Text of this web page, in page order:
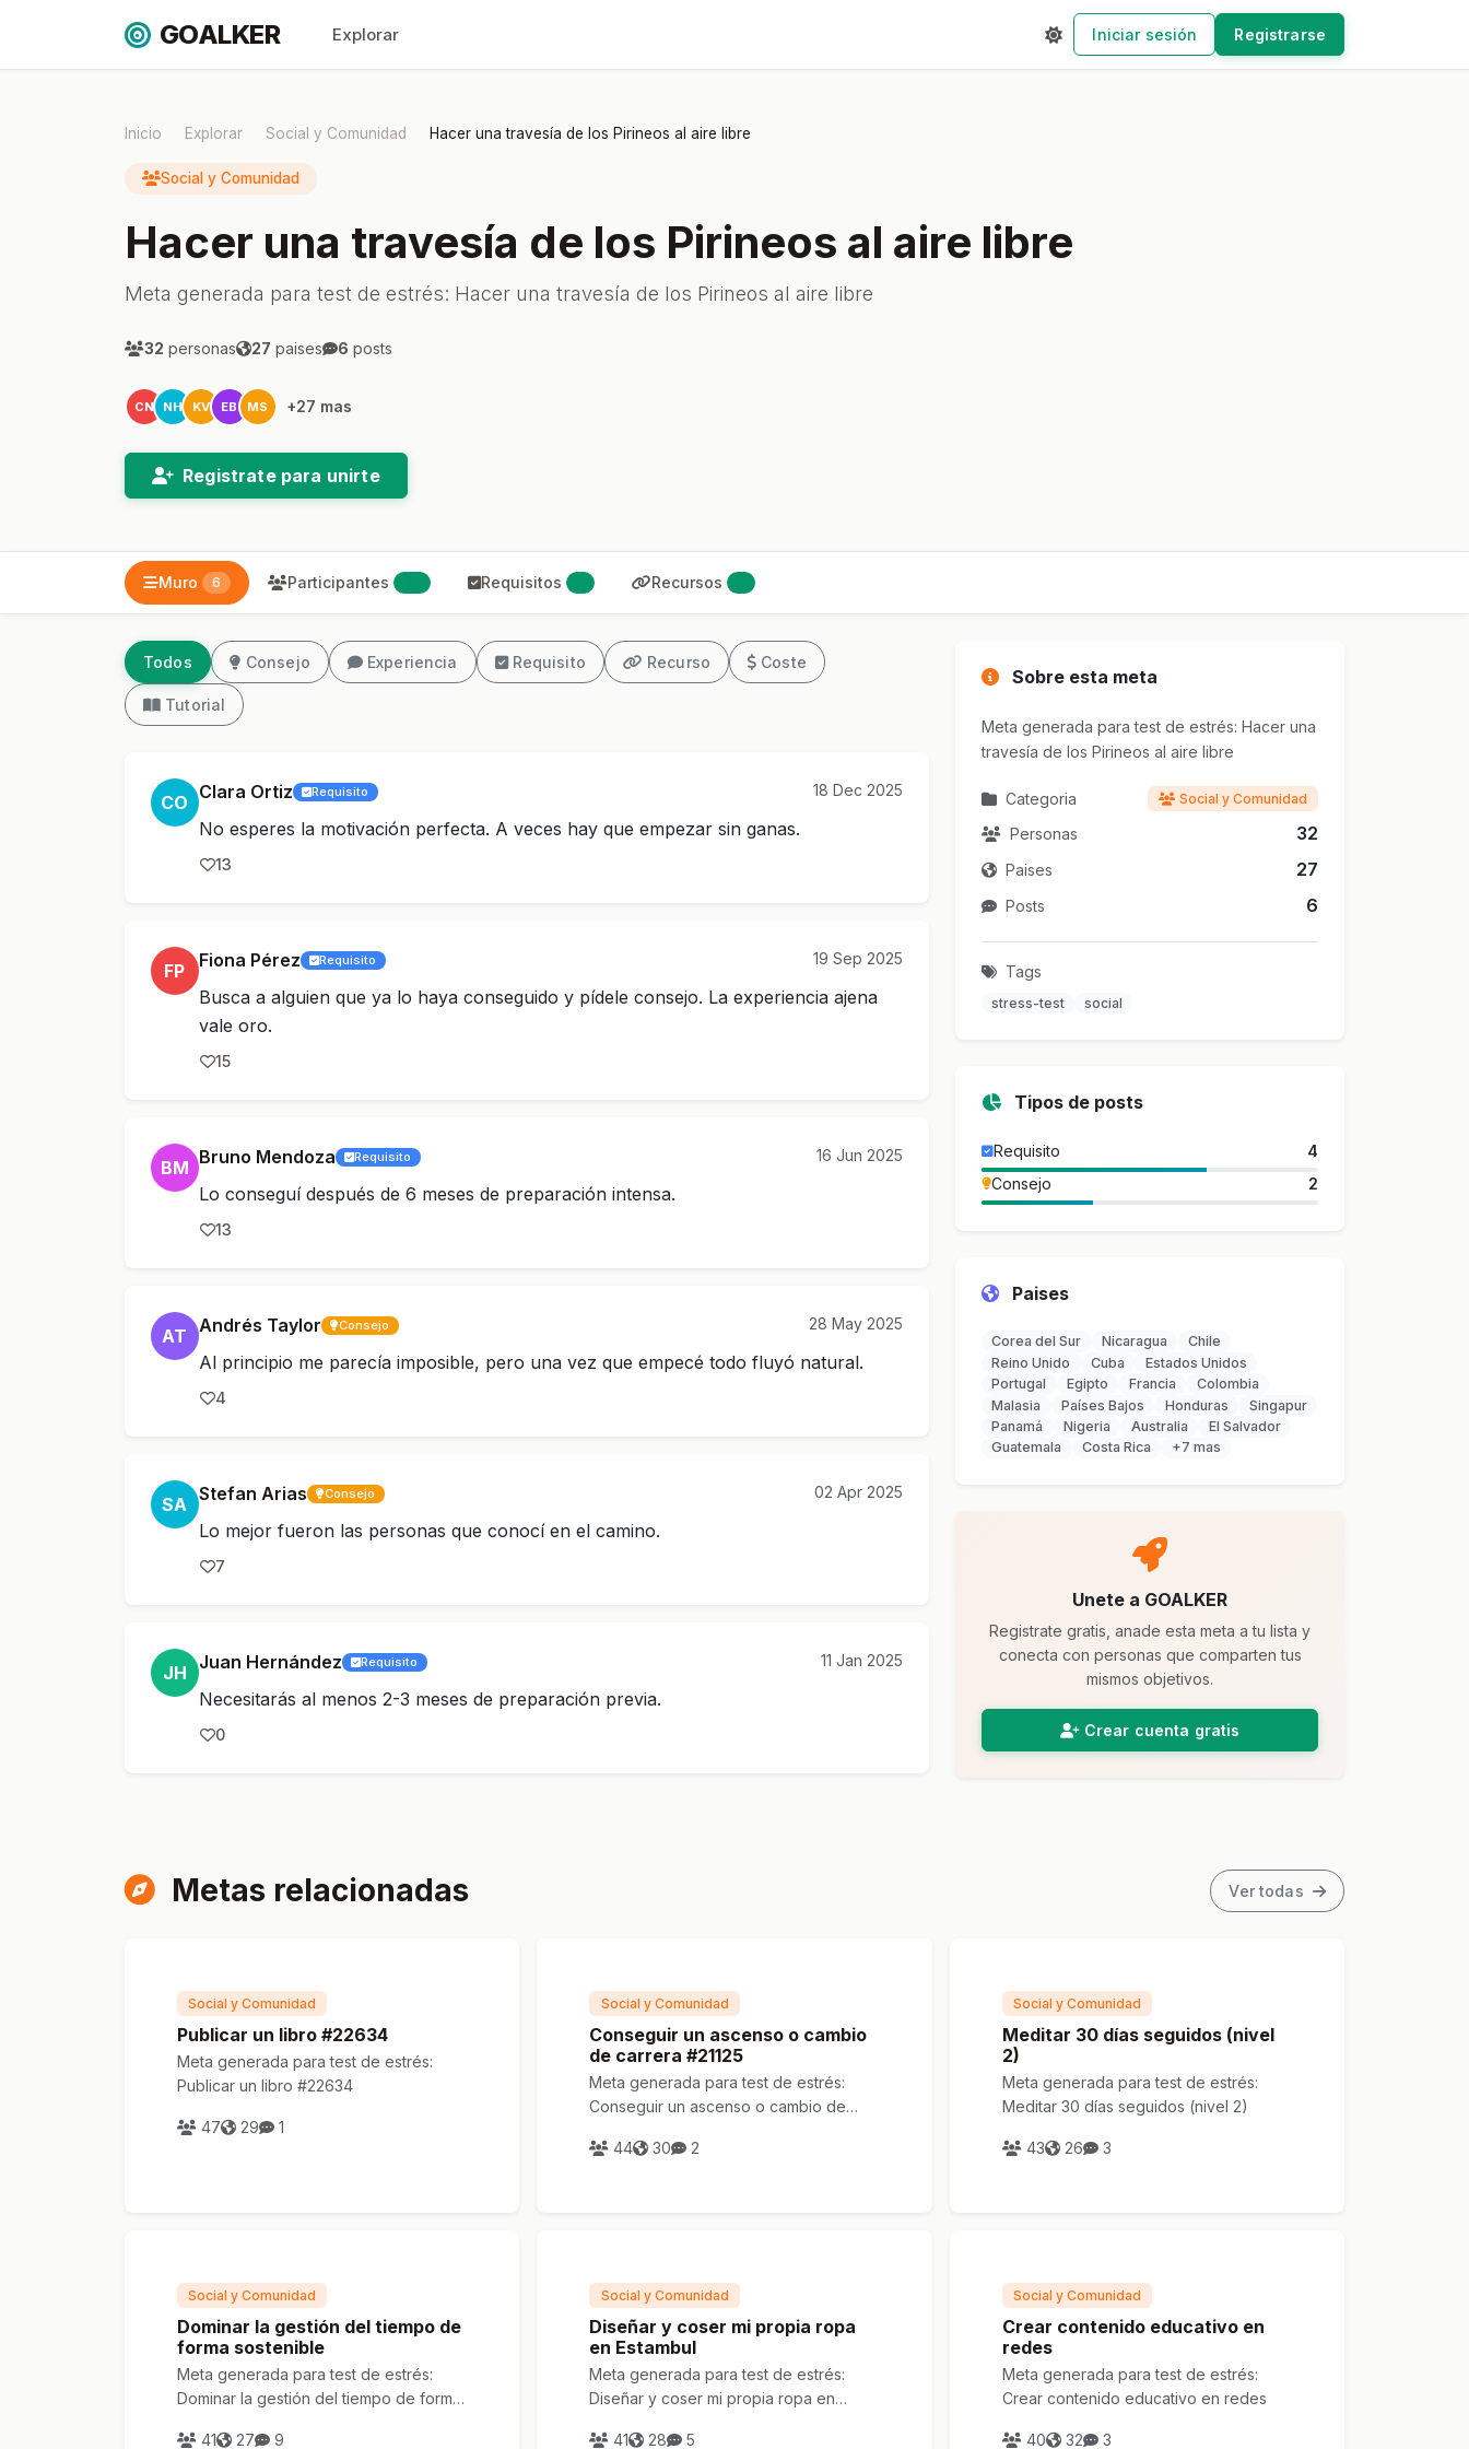
GOALKER Explorar Iniciar sesión Registrarse
Inicio Explorar Social y Comunidad Hacer una travesía de los Pirineos al aire libre
Social y Comunidad
Hacer una travesía de los Pirineos al aire libre
Meta generada para test de estrés: Hacer una travesía de los Pirineos al aire libre
32 personas 27 paises 6 posts
CN NH KV EB MS +27 mas
Registrate para unirte
Muro 6 Participantes Requisitos Recursos
Todos Consejo Experiencia Requisito Recurso Coste
Tutorial
CO Clara Ortiz Requisito 18 Dec 2025
No esperes la motivación perfecta. A veces hay que empezar sin ganas.
13
FP Fiona Pérez Requisito 19 Sep 2025
Busca a alguien que ya lo haya conseguido y pídele consejo. La experiencia ajena
vale oro.
15
BM Bruno Mendoza Requisito 16 Jun 2025
Lo conseguí después de 6 meses de preparación intensa.
13
AT Andrés Taylor Consejo 28 May 2025
Al principio me parecía imposible, pero una vez que empecé todo fluyó natural.
4
SA Stefan Arias Consejo 02 Apr 2025
Lo mejor fueron las personas que conocí en el camino.
7
JH Juan Hernández Requisito 11 Jan 2025
Necesitarás al menos 2-3 meses de preparación previa.
0
Sobre esta meta
Meta generada para test de estrés: Hacer una
travesía de los Pirineos al aire libre
Categoria Social y Comunidad
Personas 32
Paises 27
Posts 6
Tags
stress-test social
Tipos de posts
Requisito
4
Consejo
2
Paises
Corea del Sur Nicaragua
Chile
Reino Unido
Cuba
Estados Unidos
Portugal
Egipto Francia
Colombia
Malasia
Países Bajos Honduras
Singapur
Panamá
Nigeria Australia
El Salvador
Guatemala
Costa Rica +7 mas
Unete a GOALKER
Registrate gratis, anade esta meta a tu lista y
conecta con personas que comparten tus
mismos objetivos.
Crear cuenta gratis
Metas relacionadas Ver todas
Social y Comunidad
Publicar un libro #22634
Meta generada para test de estrés:
Publicar un libro #22634
47 29 1
Social y Comunidad
Conseguir un ascenso o cambio
de carrera #21125
Meta generada para test de estrés:
Conseguir un ascenso o cambio de
44
30 2
Social y Comunidad
Meditar 30 días seguidos (nivel
2)
Meta generada para test de estrés:
Meditar 30 días seguidos (nivel 2)
43 26 3
Social y Comunidad
Dominar la gestión del tiempo de
forma sostenible
Meta generada para test de estrés:
Dominar la gestión del tiempo de forma
41
27 9
Social y Comunidad
Diseñar y coser mi propia ropa
en Estambul
Meta generada para test de estrés:
Diseñar y coser mi propia ropa en
41
28 5
Social y Comunidad
Crear contenido educativo en
redes
Meta generada para test de estrés:
Crear contenido educativo en redes
40 32 3